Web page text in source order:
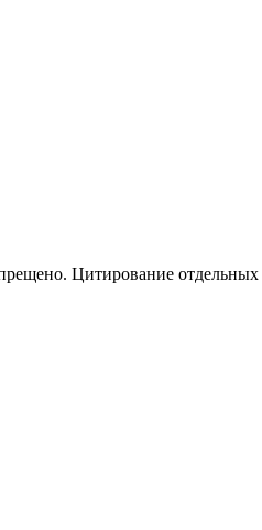
Цитирование